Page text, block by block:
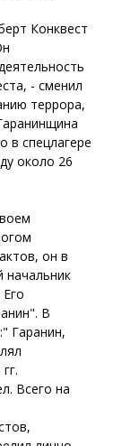
Конквест
- сменил
террора,
в спецлагере
около 26
он в
В
Гаранин,
Всего на